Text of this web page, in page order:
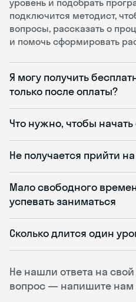
Не нашли ответа на свой
вопрос — напишите нам
уровень и подобрать
подключится методист,
вопросы, рассказать о
и помочь сформировать
Я могу получить
только после оплаты?
Что нужно, чтобы
Не получается прийти
Мало свободного
успевать заниматься
Сколько длится один